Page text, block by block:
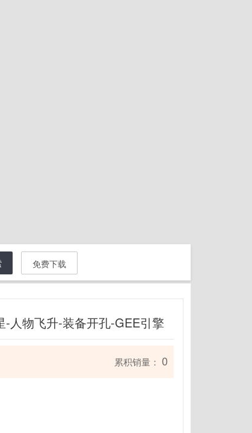
免费下载
人物飞升-装备开孔-GEE引擎
累积销量： 0